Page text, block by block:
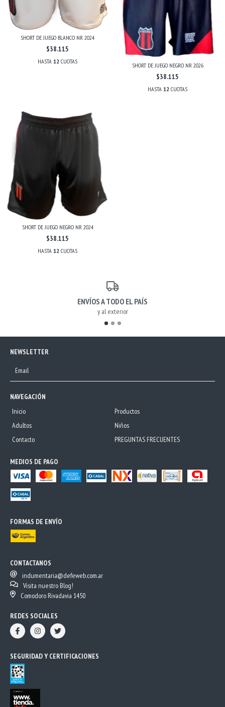
SHORT DE JUEGO BLANCO NR 2024
$38.115
HASTA 12 CUOTAS
SHORT DE JUEGO NEGRO NR 2026
$38.115
HASTA 12 CUOTAS
SHORT DE JUEGO NEGRO NR 2024
$38.115
HASTA 12 CUOTAS
ENVÍOS A TODO EL PAÍS
y al exterior
NEWSLETTER
NAVEGACIÓN
Inicio
Productos
Adultos
Niños
Contacto
PREGUNTAS FRECUENTES
MEDIOS DE PAGO
FORMAS DE ENVÍO
CONTACTANOS
indumentaria@defeweb.com.ar
Visita nuestro Blog!
Comodoro Rivadavia 1450
REDES SOCIALES
SEGURIDAD Y CERTIFICACIONES